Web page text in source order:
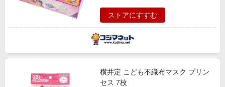
ストアにすすむ
横井定 こども不織布マスク プリン
セス 7枚